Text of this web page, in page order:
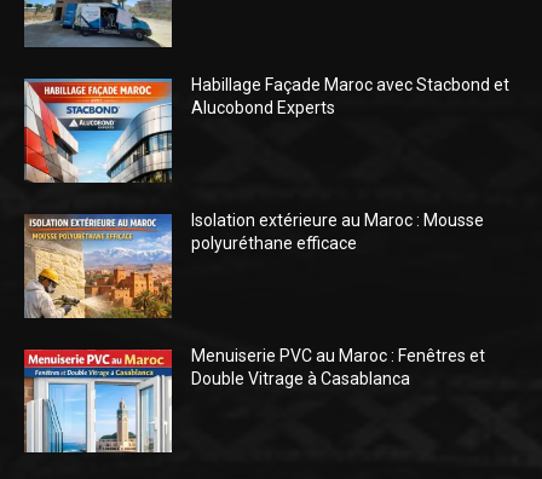
Habillage Façade Maroc avec Stacbond et
Alucobond Experts
Isolation extérieure au Maroc : Mousse
polyuréthane efficace
Menuiserie PVC au Maroc : Fenêtres et
Double Vitrage à Casablanca